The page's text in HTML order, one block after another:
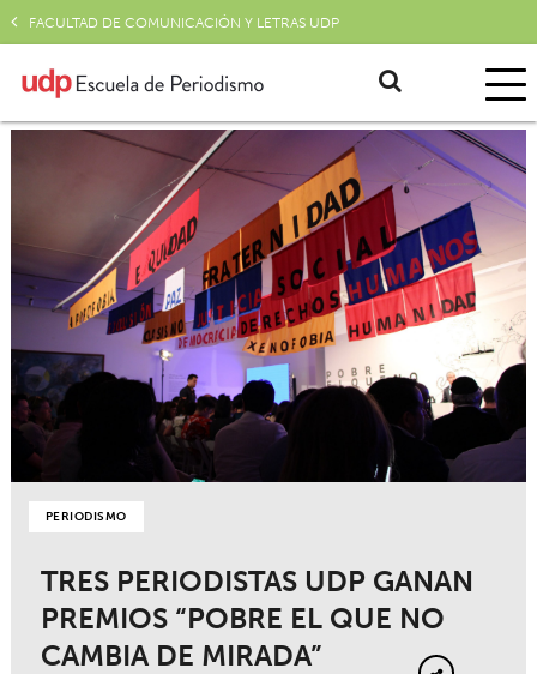
FACULTAD DE COMUNICACIÓN Y LETRAS UDP
PERIODISMO
TRES PERIODISTAS UDP GANAN
PREMIOS “POBRE EL QUE NO
CAMBIA DE MIRADA”